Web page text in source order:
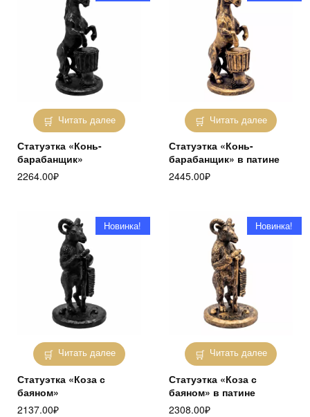
Читать далее
Статуэтка «Конь-
барабанщик»
2264.00₽
Читать далее
Статуэтка «Конь-
барабанщик» в патине
2445.00₽
Читать далее
Новинка!
Статуэтка «Коза с
баяном»
2137.00₽
Читать далее
Новинка!
Статуэтка «Коза с
баяном» в патине
2308.00₽